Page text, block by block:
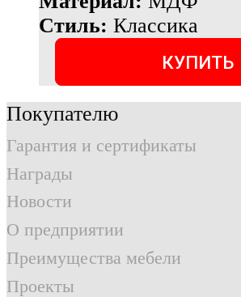
Стиль: Классика
КУПИТЬ
Покупателю
Гарантия и сертификаты
Награды
Новости
О предприятии
Преимущества мебели
Проекты